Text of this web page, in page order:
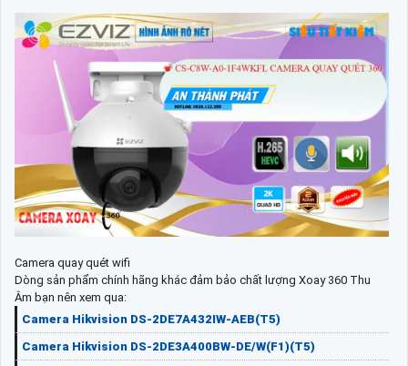
Camera quay quét wifi
Dòng sản phẩm chính hãng khác đảm bảo chất lượng Xoay 360 Thu
Âm bạn nên xem qua:
Camera Hikvision DS-2DE7A432IW-AEB(T5)
Camera Hikvision DS-2DE3A400BW-DE/W(F1)(T5)